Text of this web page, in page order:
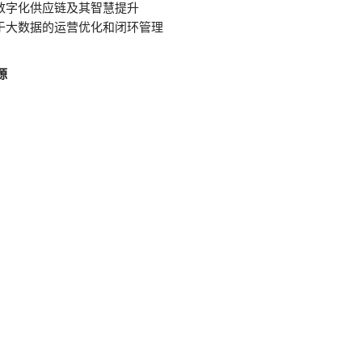
字化供应链及其智慧提升
大数据的运营优化和闭环管理